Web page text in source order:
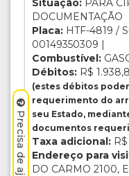
DOCUMENTAÇÃO
Placa: HTF-4819 /
00149350309 |
Combustível:
Débitos: R$
(estes débitos
requerimento do
seu Estado,
documentos
Taxa adicional:
Endereço para
DO CARMO 2100,